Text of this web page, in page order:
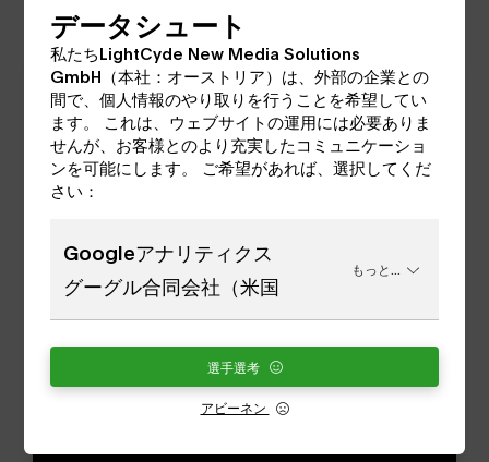
類似製品
データシュート
私たちLightCyde New Media Solutions
GmbH（本社：オーストリア）は、外部の企業との
間で、個人情報のやり取りを行うことを希望してい
ます。 これは、ウェブサイトの運用には必要ありま
せんが、お客様とのより充実したコミュニケーショ
ンを可能にします。 ご希望があれば、選択してくだ
さい：
Googleアナリティクス
グーグル合同会社（米国
もっと...
アビーネン
選手選考